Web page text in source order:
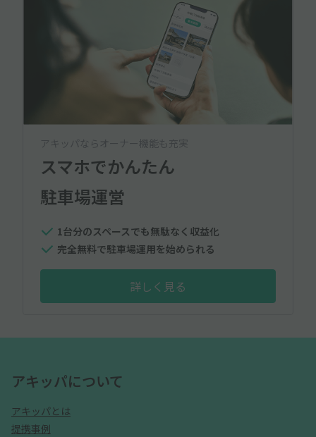
アキッパならオーナー機能も充実
スマホでかんたん
駐車場運営
1台分のスペースでも無駄なく収益化
完全無料で駐車場運用を始められる
詳しく見る
アキッパについて
アキッパとは
提携事例